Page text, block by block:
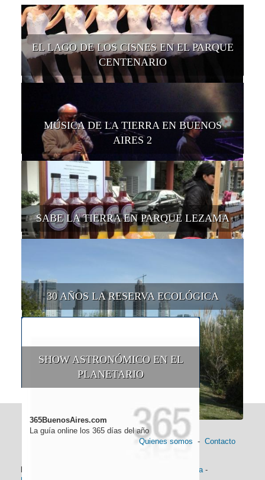
EL LAGO DE LOS CISNES EN EL PARQUE
CENTENARIO
MÚSICA DE LA TIERRA EN BUENOS
AIRES 2
SABE LA TIERRA EN PARQUE LEZAMA
30 AÑOS LA RESERVA ECOLÓGICA
SHOW ASTRONÓMICO EN EL
PLANETARIO
365BuenosAires.com
La guía online los 365 días del año
Quienes somos - Contacto
Información general: Historia -